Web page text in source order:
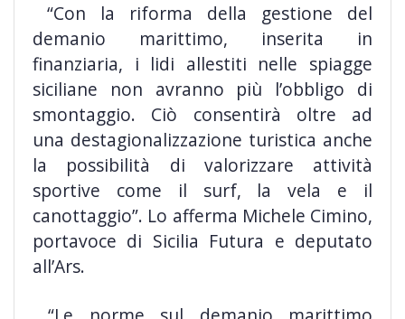
“Con la riforma della gestione del
demanio marittimo, inserita in
finanziaria, i lidi allestiti nelle spiagge
siciliane non avranno più l’obbligo di
smontaggio. Ciò consentirà oltre ad
una destagionalizzazione turistica anche
la possibilità di valorizzare attività
sportive come il surf, la vela e il
canottaggio”. Lo afferma Michele Cimino,
portavoce di Sicilia Futura e deputato
all’Ars.